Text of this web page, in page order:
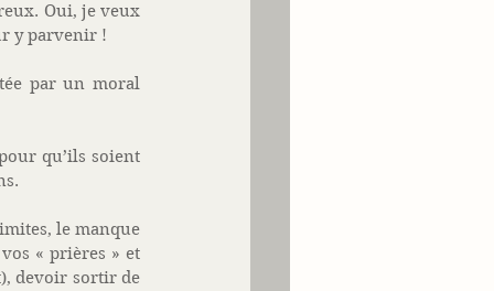
Oui, je veux
y parvenir !
par un moral
qu’ils soient
le manque
« prières » et
devoir sortir de